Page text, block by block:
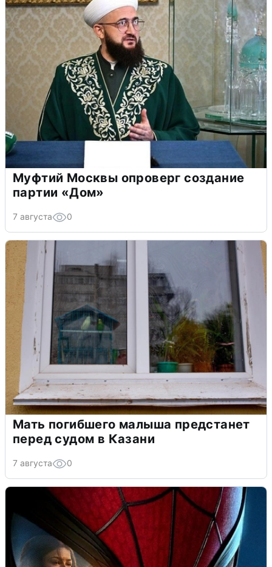
Муфтий Москвы опроверг создание
партии «Дом»
7 августа 0
Мать погибшего малыша предстанет
перед судом в Казани
7 августа 0